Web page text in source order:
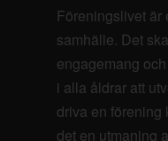
Föreningslivet är
samhälle. Det
engagemang
i alla åldrar att
driva en förening
det en utmaning